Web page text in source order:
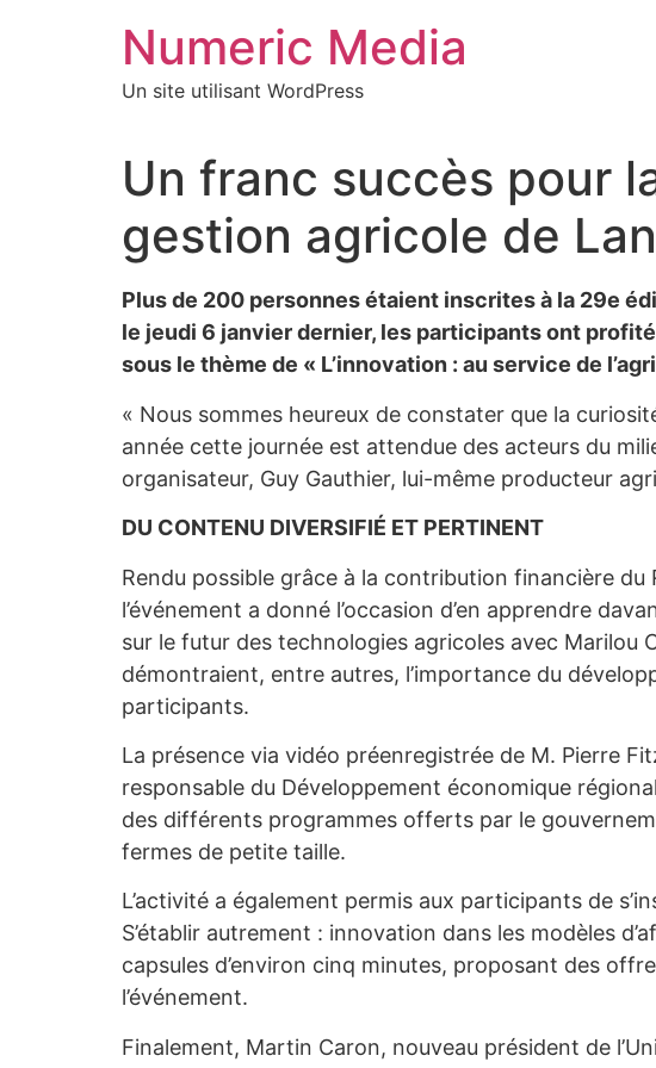
Numeric Media
Un site utilisant WordPress
Un franc succès pour
gestion agricole de
Plus de 200 personnes étaient inscrites à la 29e
le jeudi 6 janvier dernier, les participants ont
sous le thème de « L’innovation : au service de
« Nous sommes heureux de constater que la
année cette journée est attendue des acteurs du
organisateur, Guy Gauthier, lui-même producteur
DU CONTENU DIVERSIFIÉ ET PERTINENT
Rendu possible grâce à la contribution financière
l’événement a donné l’occasion d’en apprendre
sur le futur des technologies agricoles avec Marilou
démontraient, entre autres, l’importance du
participants.
La présence via vidéo préenregistrée de M. Pierre
responsable du Développement économique
des différents programmes offerts par le
fermes de petite taille.
L’activité a également permis aux participants de
S’établir autrement : innovation dans les modèles
capsules d’environ cinq minutes, proposant des
l’événement.
Finalement, Martin Caron, nouveau président de